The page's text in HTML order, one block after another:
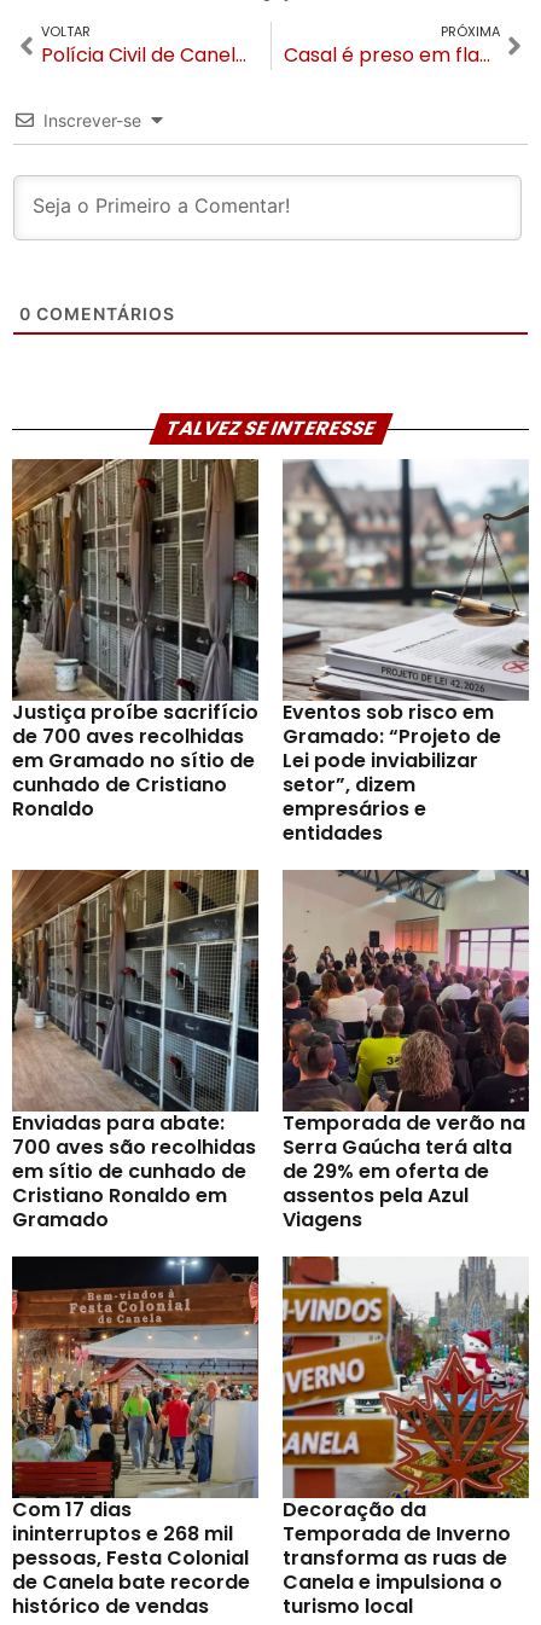
VOLTAR
Polícia Civil de Canela apreende adolescente suspeito de homicídio de Kevin William Lopes dos Santos
PRÓXIMA
Casal é preso em flagrante por tortura após morte de criança de 10 anos em Canela
Inscrever-se
0 COMENTÁRIOS
TALVEZ SE INTERESSE
Justiça proíbe sacrifício
de 700 aves recolhidas
em Gramado no sítio de
cunhado de Cristiano
Ronaldo
Eventos sob risco em
Gramado: “Projeto de
Lei pode inviabilizar
setor”, dizem
empresários e
entidades
Enviadas para abate:
700 aves são recolhidas
em sítio de cunhado de
Cristiano Ronaldo em
Gramado
Temporada de verão na
Serra Gaúcha terá alta
de 29% em oferta de
assentos pela Azul
Viagens
Com 17 dias
ininterruptos e 268 mil
pessoas, Festa Colonial
de Canela bate recorde
histórico de vendas
Decoração da
Temporada de Inverno
transforma as ruas de
Canela e impulsiona o
turismo local